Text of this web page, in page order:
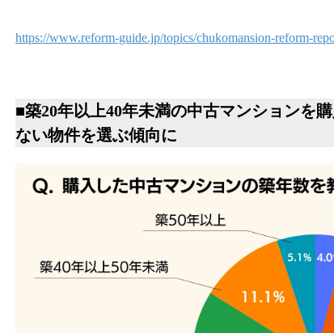
https://www.reform-guide.jp/topics/chukomansion-reform-
■築20年以上40年未満の中古マンションを
ない物件を選ぶ傾向に